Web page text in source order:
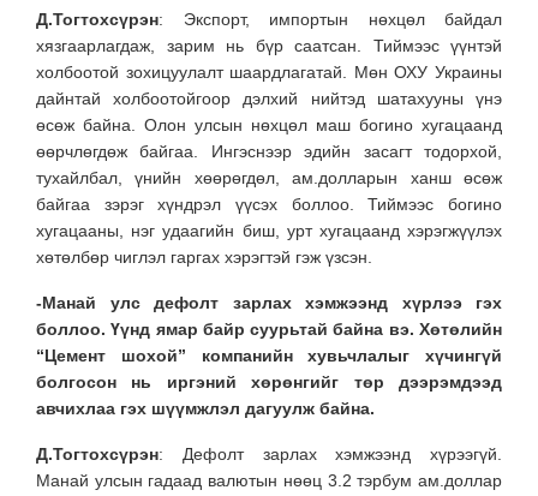
Д.Тогтохсүрэн: Экспорт, импортын нөхцөл байдал
хязгаарлагдаж, зарим нь бүр саатсан. Тиймээс үүнтэй
холбоотой зохицуулалт шаардлагатай. Мөн ОХУ Украины
дайнтай холбоотойгоор дэлхий нийтэд шатахууны үнэ
өсөж байна. Олон улсын нөхцөл маш богино хугацаанд
өөрчлөгдөж байгаа. Ингэснээр эдийн засагт тодорхой,
тухайлбал, үнийн хөөрөгдөл, ам.долларын ханш өсөж
байгаа зэрэг хүндрэл үүсэх боллоо. Тиймээс богино
хугацааны, нэг удаагийн биш, урт хугацаанд хэрэгжүүлэх
хөтөлбөр чиглэл гаргах хэрэгтэй гэж үзсэн.
-Манай улс дефолт зарлах хэмжээнд хүрлээ гэх
боллоо. Үүнд ямар байр суурьтай байна вэ. Хөтөлийн
“Цемент шохой” компанийн хувьчлалыг хүчингүй
болгосон нь иргэний хөрөнгийг төр дээрэмдээд
авчихлаа гэх шүүмжлэл дагуулж байна.
Д.Тогтохсүрэн: Дефолт зарлах хэмжээнд хүрээгүй.
Манай улсын гадаад валютын нөөц 3.2 тэрбум ам.доллар